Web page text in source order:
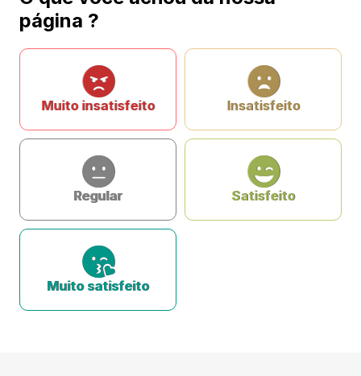
página ?
Muito insatisfeito Insatisfeito
Regular Satisfeito
Muito satisfeito